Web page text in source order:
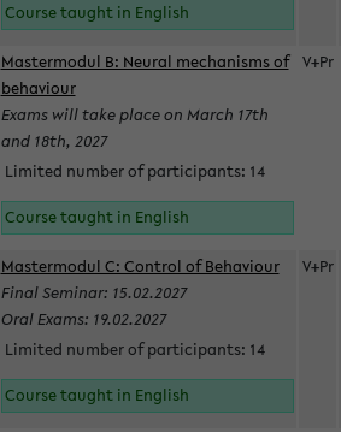
Course taught in English
Mastermodul B: Neural mechanisms of
behaviour
Exams will take place on March 17th
and 18th, 2027
Limited number of participants: 14
Course taught in English
V+Pr
Mastermodul C: Control of Behaviour
Final Seminar: 15.02.2027
Oral Exams: 19.02.2027
Limited number of participants: 14
Course taught in English
V+Pr